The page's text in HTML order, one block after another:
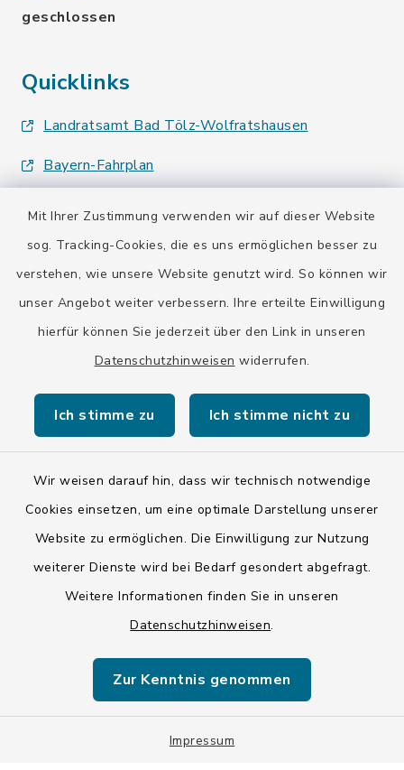
Mit Ihrer Zustimmung verwenden wir auf dieser Website
sog. Tracking-Cookies, die es uns ermöglichen besser zu
verstehen, wie unsere Website genutzt wird. So können wir
unser Angebot weiter verbessern. Ihre erteilte Einwilligung
hierfür können Sie jederzeit über den Link in unseren
Datenschutzhinweisen widerrufen.
Ich stimme zu Ich stimme nicht zu
Wir weisen darauf hin, dass wir technisch notwendige
Cookies einsetzen, um eine optimale Darstellung unserer
Website zu ermöglichen. Die Einwilligung zur Nutzung
weiterer Dienste wird bei Bedarf gesondert abgefragt.
Weitere Informationen finden Sie in unseren
Datenschutzhinweisen.
Zur Kenntnis genommen
Impressum
geschlossen
Quicklinks
Landratsamt Bad Tölz-Wolfratshausen
Bayern-Fahrplan
Kontakt
Datenschutz
Impressum
Hinweise
Datenschutzgrundverordnung
Cookie-Einstellungen